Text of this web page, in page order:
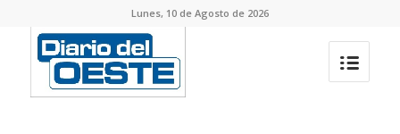
Lunes, 10 de Agosto de 2026